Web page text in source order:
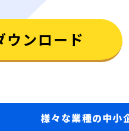
ウンロード
様々な業種の中小